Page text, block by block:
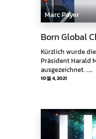
Marc Payer
Born Global
Kürzlich wurde
Präsident Harald
ausgezeichnet. …...
10월 4, 2021